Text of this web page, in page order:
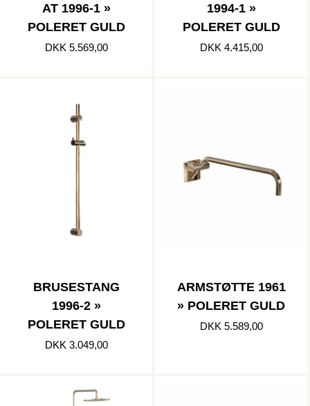
AT 1996-1 »
POLERET GULD
DKK 5.569,00
1994-1 »
POLERET GULD
DKK 4.415,00
BRUSESTANG
1996-2 »
POLERET GULD
DKK 3.049,00
ARMSTØTTE 1961
» POLERET GULD
DKK 5.589,00